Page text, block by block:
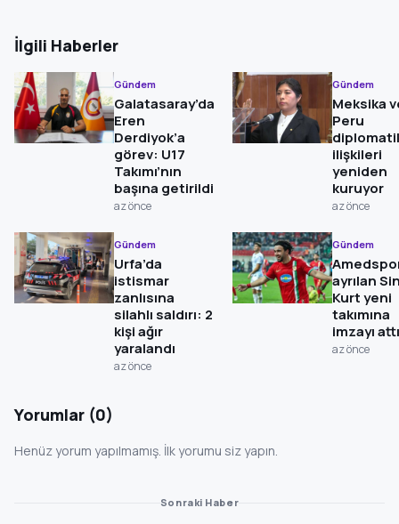
İlgili Haberler
Gündem
Galatasaray’da
Eren
Derdiyok’a
görev: U17
Takımı’nın
başına getirildi
az önce
Gündem
Meksika
Peru
ilişkileri
yeniden
kuruyor
az önce
Gündem
Urfa’da
istismar
zanlısına
silahlı saldırı: 2
kişi ağır
yaralandı
az önce
Gündem
ayrılan
Kurt yeni
takımına
imzayı
az önce
Yorumlar (0)
Henüz yorum yapılmamış. İlk yorumu siz yapın.
Sonraki Haber